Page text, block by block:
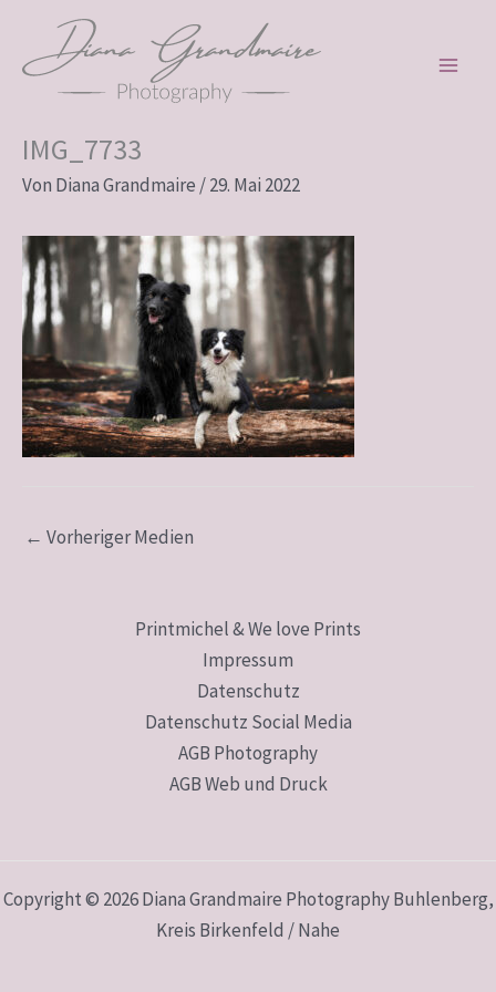
springen
IMG_7733
Von Diana Grandmaire /29. Mai 2022
← Vorheriger Medien
Printmichel & We love Prints
Impressum
Datenschutz
Datenschutz Social Media
AGB Photography
AGB Web und Druck
Copyright © 2026 Diana Grandmaire Photography Buhlenberg,
Kreis Birkenfeld / Nahe